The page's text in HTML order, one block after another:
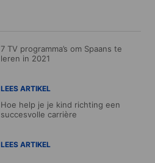
7 TV programma’s om Spaans te
leren in 2021
LEES ARTIKEL
Hoe help je je kind richting een
succesvolle carrière
LEES ARTIKEL